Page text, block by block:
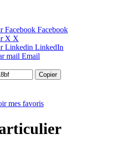
Facebook Facebook
X X
Linkedin LinkedIn
mail Email
Copier
mes favoris